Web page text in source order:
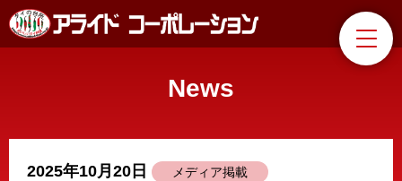
News
2025年10月20日 メディア掲載